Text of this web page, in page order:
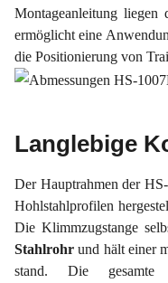
Montageanleitung liegen
ermöglicht eine
die Positionierung von
Langlebige
Der Hauptrahmen der
Hohlstahlprofilen
Die Klimmzugstange
Stahlrohrund hält einer
stand. Die